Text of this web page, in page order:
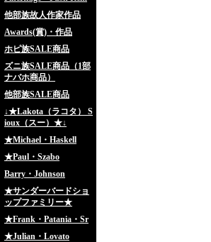
他部族故人作家作品
Awards(賞)・作品
ホピ族SALE商品
ズニ族SALE商品（1部
ナバホ商品）
他部族SALE商品
↓★Lakota（ラコタ） S
ioux（スー）★↓
★Michael・Haskell
★Paul・Szabo
Barry・Johnson
★サンダーバードショ
ップファミリー★
★Frank・Patania・Sr
★Julian・Lovato